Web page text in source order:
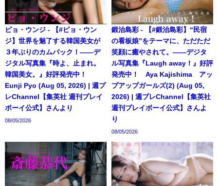
ピョ・ウンジ - 【#ピョ・ウン
ジ】世界を魅了する韓国美女が
３年ぶりのカムバック！――デ
ジタル写真集『時よ、止まれ。
韓国美女。』好評発売中！
Eunji Pyo (Aug 05, 2026) | 週プ
レChannel【集英社 週刊プレイ
ボーイ公式】さんより
08/05/2026
鍛治島彩 - 【#鍛治島彩】“民宿
の看板娘”をテーマに、ただただ
笑顔に癒やされて。――デジタ
ル写真集『Laugh away！』好評
発売中！ Aya Kajishima アッ
プアップガールズ(2) (Aug 05,
2026) | 週プレChannel【集英社
週刊プレイボーイ公式】さんよ
り
08/05/2026